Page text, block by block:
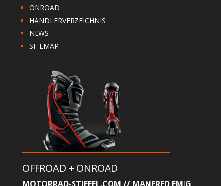
ONROAD
HÄNDLERVERZEICHNIS
NEWS
SITEMAP
OFFROAD + ONROAD
MOTORRAD-STIEFEL.COM // MANFRED EMIG